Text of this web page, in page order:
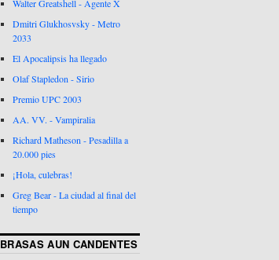
Walter Greatshell - Agente X
Dmitri Glukhosvsky - Metro
2033
El Apocalipsis ha llegado
Olaf Stapledon - Sirio
Premio UPC 2003
AA. VV. - Vampiralia
Richard Matheson - Pesadilla a
20.000 pies
¡Hola, culebras!
Greg Bear - La ciudad al final del
tiempo
BRASAS AUN CANDENTES